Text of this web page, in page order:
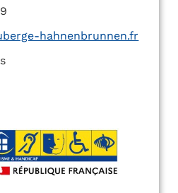
hahnenbrunnen.fr